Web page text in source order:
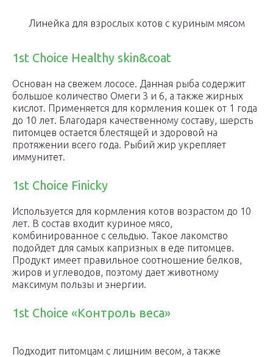
Линейка для взрослых котов с куриным мясом
1st Choice Healthy skin&coat
Основан на свежем лососе. Данная рыба содержит
большое количество Омеги 3 и 6, а также жирных
кислот. Применяется для кормления кошек от 1 года
до 10 лет. Благодаря качественному составу, шерсть
питомцев остается блестящей и здоровой на
протяжении всего года. Рыбий жир укрепляет
иммунитет.
1st Choice Finicky
Используется для кормления котов возрастом до 10
лет. В состав входит куриное мясо,
комбинированное с сельдью. Такое лакомство
подойдет для самых капризных в еде питомцев.
Продукт имеет правильное соотношение белков,
жиров и углеводов, поэтому дает животному
максимум пользы и энергии.
1st Choice «Контроль веса»
Подходит питомцам с лишним весом, а также